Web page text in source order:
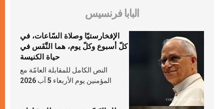
البابا فرنسيس
الإفخارستيّا وصلاة السّاعات، في
كلّ أسبوع وكلّ يوم، هما النَّفَس في
حياة الكنيسة
النص الكامل للمقابلة العامّة مع
المؤمنين يوم الأربعاء 5 آب 2026